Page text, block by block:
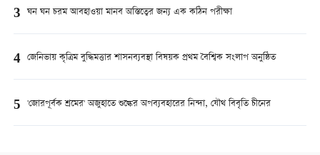
3 ঘন ঘন চরম আবহাওয়া মানব অস্তিত্বের জন্য এক কঠিন পরীক্ষা
4 জেনিভায় কৃত্রিম বুদ্ধিমত্তার শাসনব্যবস্থা বিষয়ক প্রথম বৈশ্বিক সংলাপ অনুষ্ঠিত
5 'জোরপূর্বক শ্রমের' অজুহাতে শুল্কের অপব্যবহারের নিন্দা, যৌথ বিবৃতি চীনের